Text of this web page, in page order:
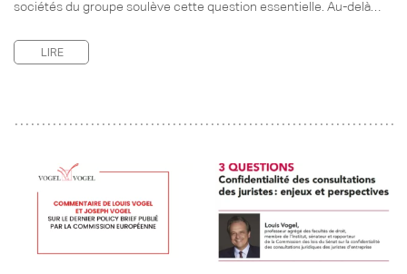
sociétés du groupe soulève cette question essentielle. Au-delà…
LIRE